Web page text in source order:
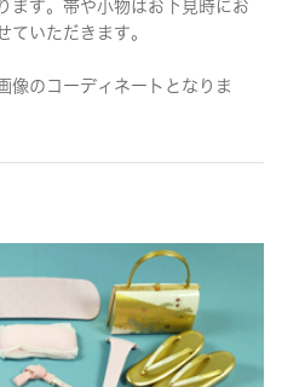
ます。帯や小物はお下見時にお
ていただきます。
像のコーディネートとなりま